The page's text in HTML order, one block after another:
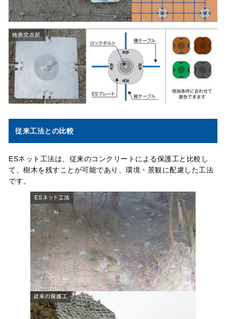
従来工法との比較
ESネット工法は、従来のコンクリートによる保護工と比較し
て、樹木を残すことが可能であり、環境・景観に配慮した工法
です。